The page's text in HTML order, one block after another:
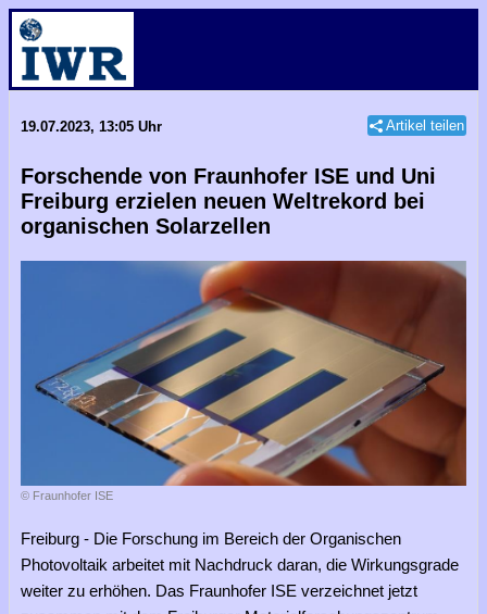
19.07.2023, 13:05 Uhr Artikel teilen
Forschende von Fraunhofer ISE und Uni
Freiburg erzielen neuen Weltrekord bei
organischen Solarzellen
© Fraunhofer ISE
Freiburg - Die Forschung im Bereich der Organischen
Photovoltaik arbeitet mit Nachdruck daran, die Wirkungsgrade
weiter zu erhöhen. Das Fraunhofer ISE verzeichnet jetzt